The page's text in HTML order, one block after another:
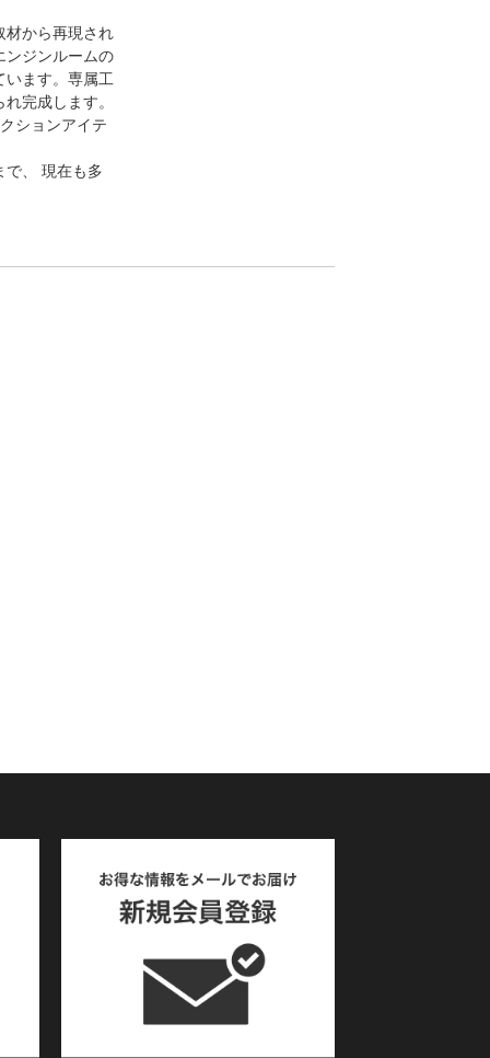
材から再現され
ンジンルームの
います。専属工
完成します。
ションアイテ
で、 現在も多